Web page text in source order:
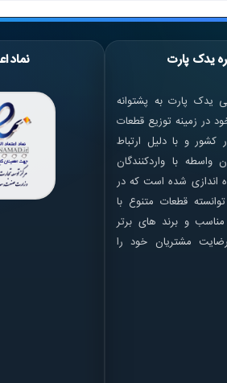
یدک پارت
یدک پارت به پشتوانه
در زمینه توزیع قطعات
کشور و با دلیل ارتباط
واسطه با واردکنندگان
اندازی شده است که در
قطعات متنوع با
و برند های برتر
مشتریان خود را
نماد